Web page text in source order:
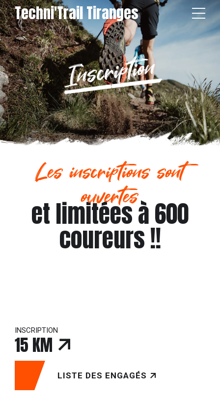
Techni'Trail Tiranges
Inscription
Les inscriptions sont
ouvertes
et limitées à 600
coureurs !!
INSCRIPTION
15 KM
LISTE DES ENGAGÉS